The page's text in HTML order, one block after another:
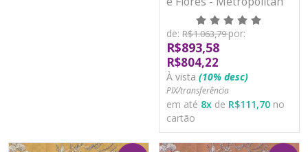
Stories 3 - AS391171 -
Vinílico
de: R$1.063,79por:
R$893,58
R$804,22
À vista (10% desc)
PIX/transferência
em até 8x de R$111,70 no
cartão